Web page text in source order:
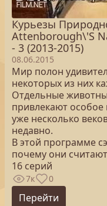
Курьезы
Attenborough\'S
- 3 (2013-2015)
08.06.2015
Мир полон
некоторых из них
Отдельные
привлекают особое
уже несколько
недавно.
В этой программе
почему они
16 серий
7к 0
Перейти